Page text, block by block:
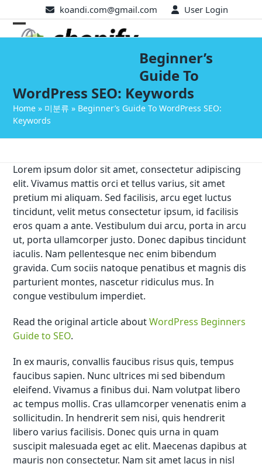
to
content
koandi.com@gmail.com User Login
Open
Close
Beginner’s
Guide To
WordPress SEO: Keywords
Home » 미분류 » Beginner’s Guide To WordPress SEO:
Keywords
Lorem ipsum dolor sit amet, consectetur adipiscing
elit. Vivamus mattis orci et tellus varius, sit amet
pretium mi aliquam. Sed facilisis, arcu eget luctus
tincidunt, velit metus consectetur ipsum, id facilisis
eros quam a ante. Vestibulum dui arcu, porta in arcu
ut, porta ullamcorper justo. Donec dapibus tincidunt
iaculis. Nam pellentesque nec enim bibendum
gravida. Cum sociis natoque penatibus et magnis dis
parturient montes, nascetur ridiculus mus. In
congue vestibulum imperdiet.
Read the original article aboutWordPress Beginners
Guide to SEO.
In ex mauris, convallis faucibus risus quis, tempus
faucibus sapien. Nunc ultrices mi sed bibendum
eleifend. Vivamus a finibus dui. Nam volutpat libero
ac tempus mollis. Cras ullamcorper venenatis enim a
sollicitudin. In hendrerit sem nisi, quis hendrerit
libero varius facilisis. Donec quis urna in quam
suscipit malesuada eget ac elit. Maecenas dapibus at
mauris non consectetur. Nam sit amet lacus in nisl